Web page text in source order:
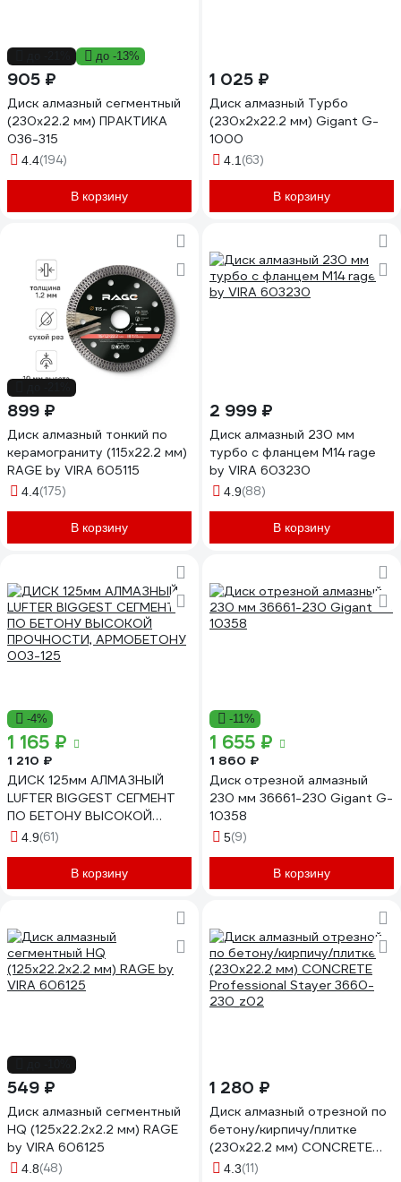
до -13%
905 ₽
Диск алмазный сегментный
(230х22.2 мм) ПРАКТИКА
036-315
4.4(194)
В корзину
1 025 ₽
Диск алмазный Турбо
(230x2x22.2 мм) Gigant G-
1000
4.1 (63)
В корзину
899 ₽
Диск алмазный тонкий по
керамограниту (115х22.2 мм)
RAGE by VIRA 605115
4.4(175)
В корзину
2 999 ₽
Диск алмазный 230 мм
турбо с фланцем М14 rage
by VIRA 603230
4.9(88)
В корзину
-4%
1 165 ₽
1 210 ₽
ДИСК 125мм АЛМАЗНЫЙ
LUFTER BIGGEST СЕГМЕНТ
ПО БЕТОНУ ВЫСОКОЙ
ПРОЧНОСТИ, АРМОБЕТОНУ
4.9(61)
В корзину
-11%
1 655 ₽
1 860 ₽
Диск отрезной алмазный
230 мм 36661-230 Gigant G-
10358
5(9)
В корзину
549 ₽
Диск алмазный сегментный
HQ (125х22.2х2.2 мм) RAGE
by VIRA 606125
4.8(48)
1 280 ₽
Диск алмазный отрезной по
бетону/кирпичу/плитке
(230х22.2 мм) CONCRETE
Professional Stayer 3660-
4.3(11)